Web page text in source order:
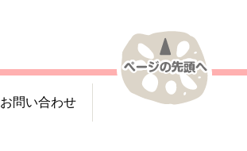
お問い合わせ